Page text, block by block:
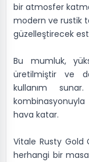
bir atmosfer
modern ve rustik
güzelleştirecek
Bu mumluk,
üretilmiştir ve
kullanım
hava katar.
Vitale Rusty Gold
herhangi bir